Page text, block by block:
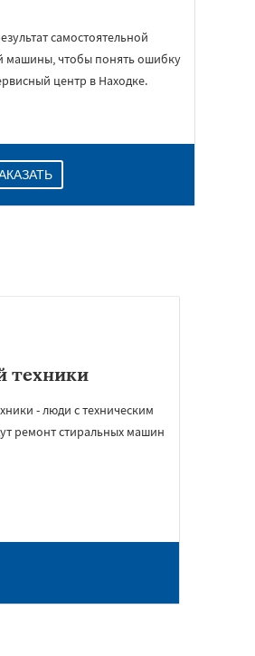
самостоятельной
машины, чтобы понять ошибку
центр в Находке.
техники
- люди с техническим
ремонт стиральных машин